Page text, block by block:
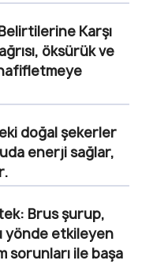
Karşı
öksürük ve
doğal şekerler
enerji sağlar,
Brus şurup,
yönde etkileyen
sorunları ile başa